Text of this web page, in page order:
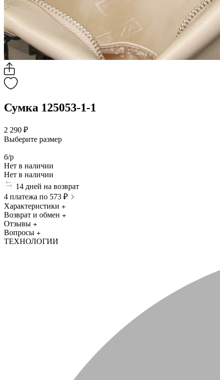
Сумка 125053-1-1
2 290 ₽
Выберите размер
б/р
Нет в наличии
Нет в наличии
14 дней на возврат
4 платежа по 573 ₽
Характеристики
Возврат и обмен
Отзывы
Вопросы
ТЕХНОЛОГИИ